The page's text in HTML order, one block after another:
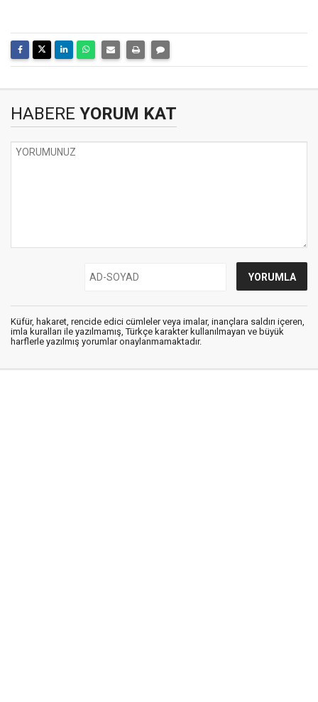
HABERE YORUM KAT
Küfür, hakaret, rencide edici cümleler veya imalar, inançlara saldırı içeren,
imla kuralları ile yazılmamış, Türkçe karakter kullanılmayan ve büyük
harflerle yazılmış yorumlar onaylanmamaktadır.